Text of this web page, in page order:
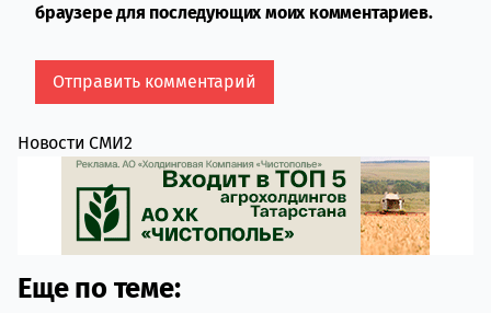
браузере для последующих моих комментариев.
Новости СМИ2
Еще по теме: